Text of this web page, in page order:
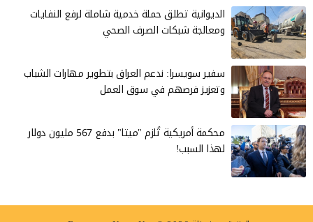
الديوانية تطلق حملة خدمية شاملة لرفع النفايات
ومعالجة شبكات الصرف الصحي
سفير سويسرا: ندعم العراق بتطوير مهارات الشباب
وتعزيز فرصهم في سوق العمل
محكمة أمريكية تُلزم "ميتا" بدفع 567 مليون دولار
لهذا السبب!